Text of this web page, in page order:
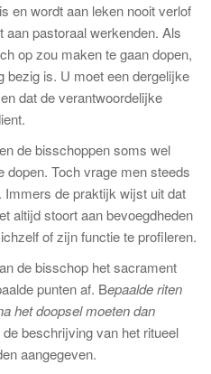
en wordt aan leken nooit verlof
aan pastoraal werkenden. Als
op zou maken te gaan dopen,
bezig is. U moet een dergelijke
dat de verantwoordelijke
de bisschoppen soms wel
dopen. Toch vrage men steeds
Immers de praktijk wijst uit dat
altijd stoort aan bevoegdheden
of zijn functie te profileren.
de bisschop het sacrament
punten af. Bepaalde riten
het doopsel moeten dan
de beschrijving van het ritueel
aangegeven.